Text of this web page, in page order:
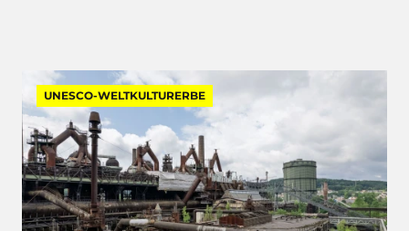
UNESCO-WELTKULTURERBE